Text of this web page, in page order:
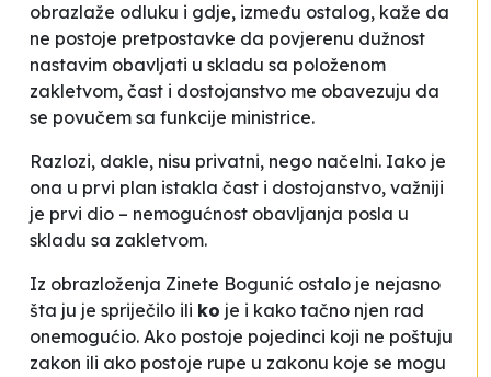
obrazlaže odluku i gdje, između ostalog, kaže da
ne postoje pretpostavke da povjerenu dužnost
nastavim obavljati u skladu sa položenom
zakletvom, čast i dostojanstvo me obavezuju da
se povučem sa funkcije ministrice.
Razlozi, dakle, nisu privatni, nego načelni. Iako je
ona u prvi plan istakla čast i dostojanstvo, važniji
je prvi dio – nemogućnost obavljanja posla u
skladu sa zakletvom.
Iz obrazloženja Zinete Bogunić ostalo je nejasno
šta ju je spriječilo ili ko je i kako tačno njen rad
onemogućio. Ako postoje pojedinci koji ne poštuju
zakon ili ako postoje rupe u zakonu koje se mogu